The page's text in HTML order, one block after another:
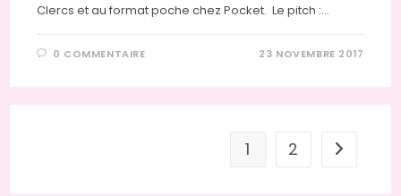
Clercs et au format poche chez Pocket. Le pitch :…
0 COMMENTAIRE 23 NOVEMBRE 2017
1 2 Aller à la